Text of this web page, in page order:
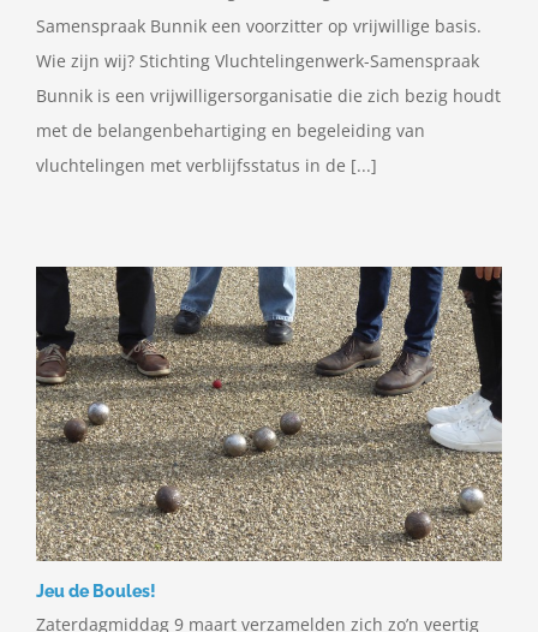
Samenspraak Bunnik een voorzitter op vrijwillige basis.
Wie zijn wij? Stichting Vluchtelingenwerk-Samenspraak
Bunnik is een vrijwilligersorganisatie die zich bezig houdt
met de belangenbehartiging en begeleiding van
vluchtelingen met verblijfsstatus in de [...]
Jeu de Boules!
Zaterdagmiddag 9 maart verzamelden zich zo’n veertig